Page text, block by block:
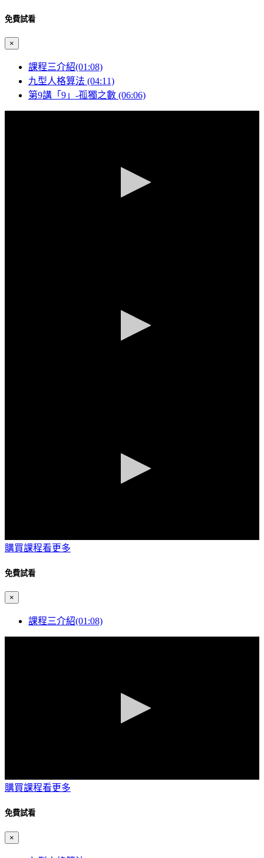
免費試看
×
課程三介紹(01:08)
九型人格算法 (04:11)
第9講「9」-孤獨之數 (06:06)
0
seconds
6
6
seconds
購買課程看更多
免費試看
×
課程三介紹(01:08)
0
seconds
1
8
seconds
購買課程看更多
免費試看
×